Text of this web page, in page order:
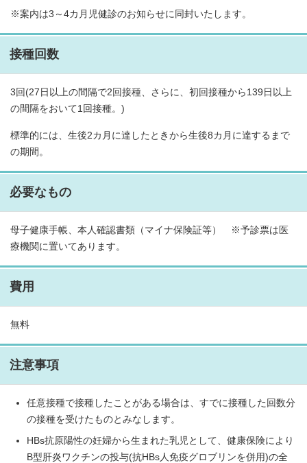
※案内は3～4カ月児健診のお知らせに同封いたします。
接種回数
3回(27日以上の間隔で2回接種、さらに、初回接種から139日以上
の間隔をおいて1回接種。)
標準的には、生後2カ月に達したときから生後8カ月に達するまで
の期間。
必要なもの
母子健康手帳、本人確認書類（マイナ保険証等） ※予診票は医
療機関に置いてあります。
費用
無料
注意事項
任意接種で接種したことがある場合は、すでに接種した回数分
の接種を受けたものとみなします。
HBs抗原陽性の妊婦から生まれた乳児として、健康保険により
B型肝炎ワクチンの投与(抗HBs人免疫グロブリンを併用)の全